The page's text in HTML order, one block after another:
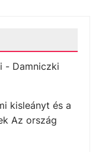
- Damniczki
kisleányt és a
Az ország